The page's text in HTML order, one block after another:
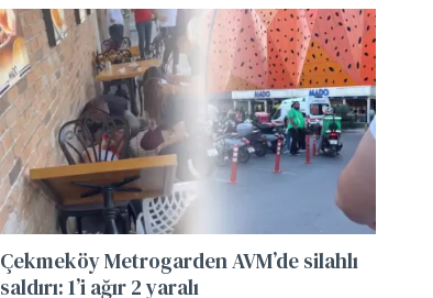
Çekmeköy Metrogarden AVM’de silahlı
saldırı: 1’i ağır 2 yaralı